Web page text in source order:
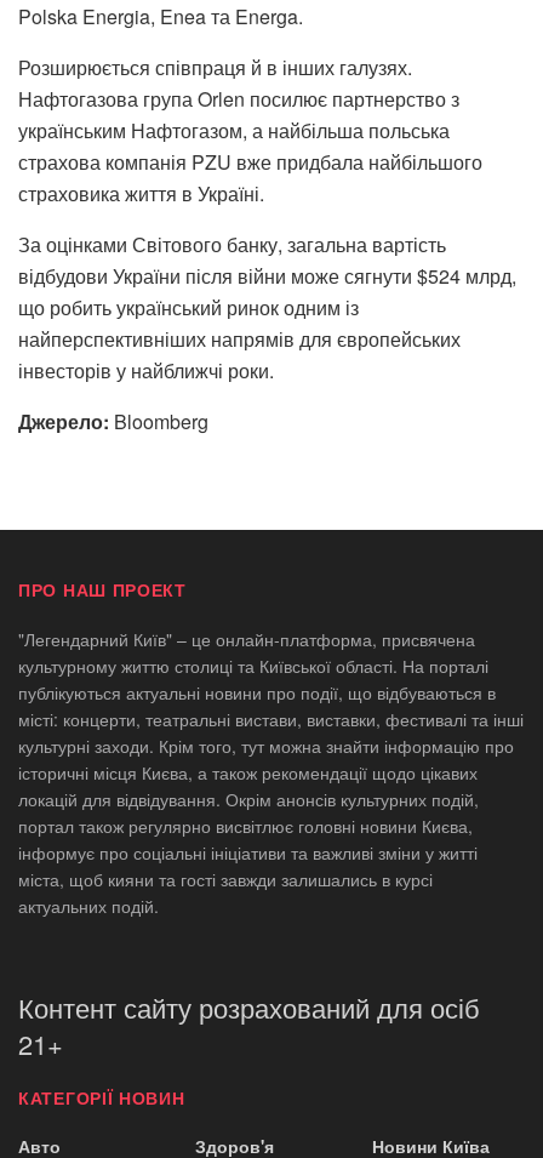
Polska Energia, Enea та Energa.
Розширюється співпраця й в інших галузях.
Нафтогазова група Orlen посилює партнерство з
українським Нафтогазом, а найбільша польська
страхова компанія PZU вже придбала найбільшого
страховика життя в Україні.
За оцінками Світового банку, загальна вартість
відбудови України після війни може сягнути $524 млрд,
що робить український ринок одним із
найперспективніших напрямів для європейських
інвесторів у найближчі роки.
Джерело: Bloomberg
ПРО НАШ ПРОЕКТ
"Легендарний Київ" – це онлайн-платформа, присвячена
культурному життю столиці та Київської області. На порталі
публікуються актуальні новини про події, що відбуваються в
місті: концерти, театральні вистави, виставки, фестивалі та інші
культурні заходи. Крім того, тут можна знайти інформацію про
історичні місця Києва, а також рекомендації щодо цікавих
локацій для відвідування. Окрім анонсів культурних подій,
портал також регулярно висвітлює головні новини Києва,
інформує про соціальні ініціативи та важливі зміни у житті
міста, щоб кияни та гості завжди залишались в курсі
актуальних подій.
Контент сайту розрахований для осіб
21+
КАТЕГОРІЇ НОВИН
Авто
Здоров'я Новини Київа